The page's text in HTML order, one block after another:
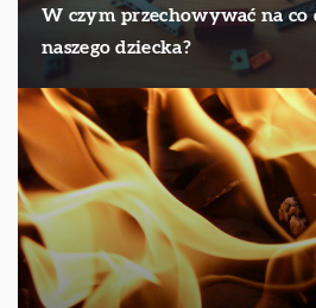
W czym przechowywać na co
naszego dziecka?